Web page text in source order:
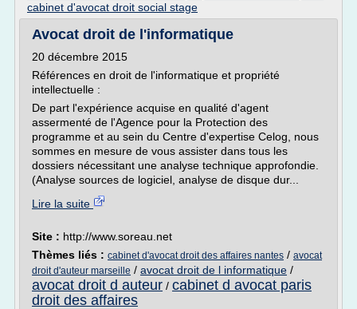
cabinet d'avocat droit social stage
Avocat droit de l'informatique
20 décembre 2015
Références en droit de l'informatique et propriété
intellectuelle :
De part l'expérience acquise en qualité d'agent
assermenté de l'Agence pour la Protection des
programme et au sein du Centre d'expertise Celog, nous
sommes en mesure de vous assister dans tous les
dossiers nécessitant une analyse technique approfondie.
(Analyse sources de logiciel, analyse de disque dur...
Lire la suite
Site : http://www.soreau.net
Thèmes liés : cabinet d'avocat droit des affaires nantes / avocat
droit d'auteur marseille / avocat droit de l informatique /
avocat droit d auteur / cabinet d avocat paris
droit des affaires